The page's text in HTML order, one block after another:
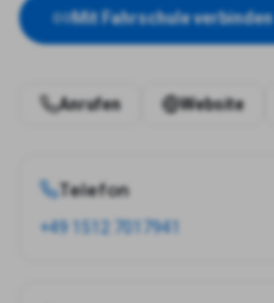
Mit Fahrschule verbinden
Anrufen Website
Telefon
+49 1512 7017941